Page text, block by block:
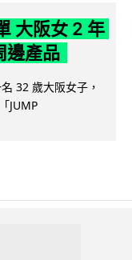
大阪女 2 年
邊產品
32 歲大阪女子，
JUMP